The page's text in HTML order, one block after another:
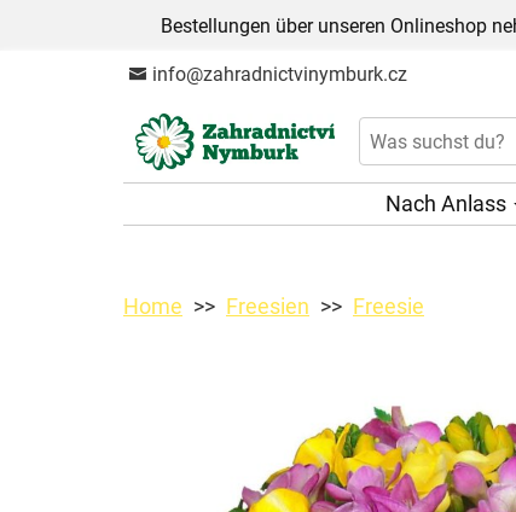
Bestellungen über unseren Onlineshop
info@zahradnictvinymburk.cz
Nach Anlass
Home Freesien Freesie